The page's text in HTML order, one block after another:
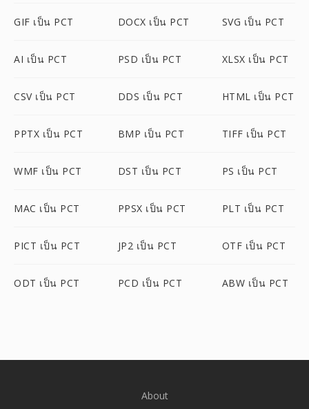
GIF เป็น PCT DOCX เป็น PCT SVG เป็น PCT
AI เป็น PCT PSD เป็น PCT XLSX เป็น PCT
CSV เป็น PCT DDS เป็น PCT HTML เป็น PCT
PPTX เป็น PCT BMP เป็น PCT TIFF เป็น PCT
WMF เป็น PCT DST เป็น PCT PS เป็น PCT
MAC เป็น PCT PPSX เป็น PCT PLT เป็น PCT
PICT เป็น PCT JP2 เป็น PCT OTF เป็น PCT
ODT เป็น PCT PCD เป็น PCT ABW เป็น PCT
About